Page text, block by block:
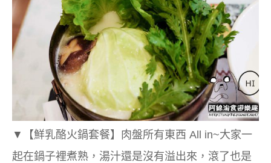
▼ 【鮮乳酪火鍋套餐】 肉盤所有東西 All in~大家一
起在鍋子裡煮熟，湯汁還是沒有溢出來，滾了也是